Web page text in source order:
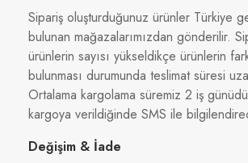
Sipariş oluşturduğunuz ürünler Türkiye
bulunan mağazalarımızdan gönderilir.
ürünlerin sayısı yükseldikçe ürünlerin
bulunması durumunda teslimat süresi
Ortalama kargolama süremiz 2 iş
kargoya verildiğinde SMS ile
Değişim & İade